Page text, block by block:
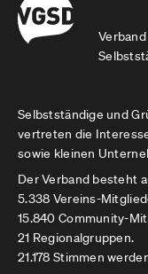
Selbstständige und
vertreten die
sowie kleinen
Der Verband besteht
5.338 Vereins-
15.840 Community-
21 Regionalgruppen.
21.178 Stimmen